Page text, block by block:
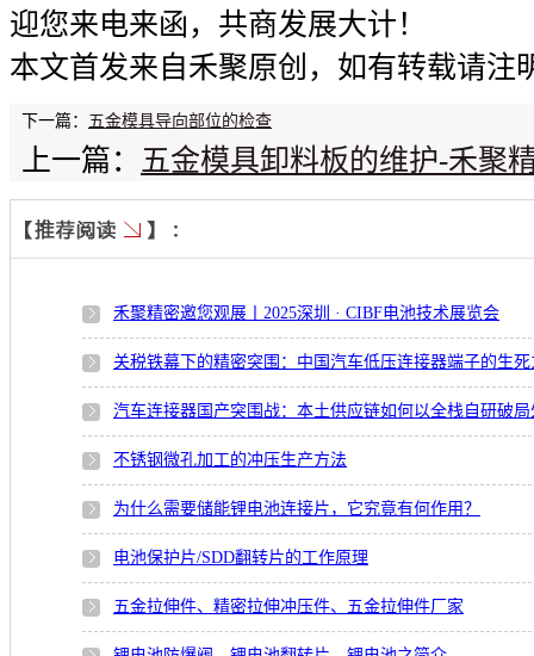
迎您来电来函，共商发展大计！
本文首发来自禾聚原创，如有转载请注
下一篇： 五金模具导向部位的检查
上一篇： 五金模具卸料板的维护-禾聚
禾聚精密邀您观展丨2025深圳 · CIBF电池技术展览会
关税铁幕下的精密突围：中国汽车低压连接器端子的生死
汽车连接器国产突围战：本土供应链如何以全栈自研破
不锈钢微孔加工的冲压生产方法
为什么需要储能锂电池连接片，它究竟有何作用？
电池保护片/SDD翻转片的工作原理
五金拉伸件、精密拉伸冲压件、五金拉伸件厂家